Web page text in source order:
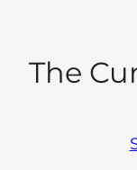
The